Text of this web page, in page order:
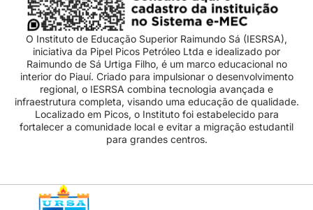
O Instituto de Educação Superior Raimundo Sá (IESRSA),
iniciativa da Pipel Picos Petróleo Ltda e idealizado por
Raimundo de Sá Urtiga Filho, é um marco educacional no
interior do Piauí. Criado para impulsionar o desenvolvimento
regional, o IESRSA combina tecnologia avançada e
infraestrutura completa, visando uma educação de qualidade.
Localizado em Picos, o Instituto foi estabelecido para
fortalecer a comunidade local e evitar a migração estudantil
para grandes centros.